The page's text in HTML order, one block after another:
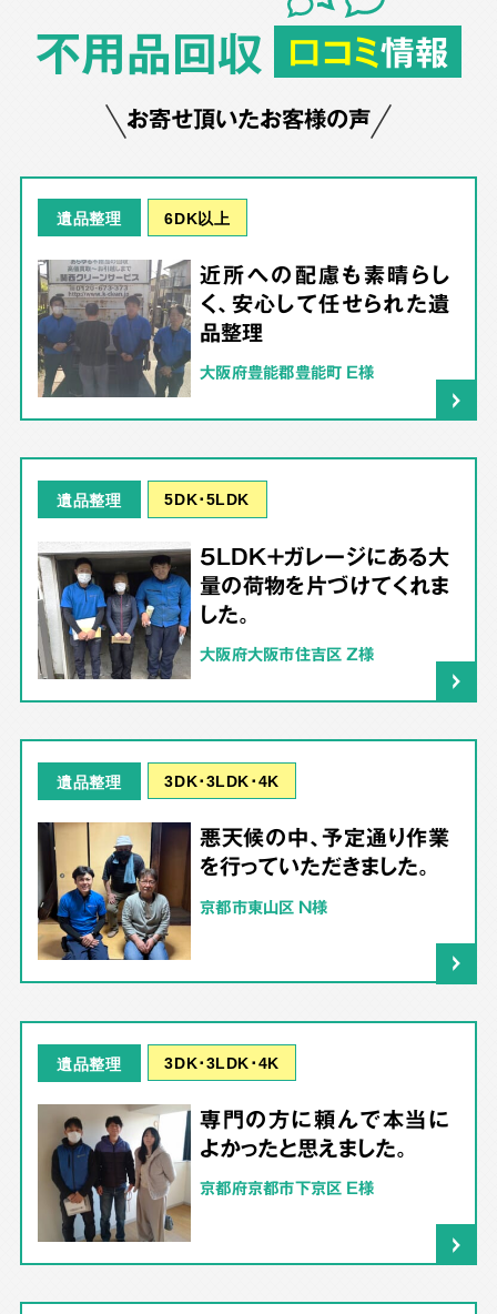
不用品回収 口コミ情報
お寄せ頂いたお客様の声
遺品整理 6DK以上
近所への配慮も素晴らし
く、安心して任せられた遺
品整理
大阪府豊能郡豊能町 E様
遺品整理 5DK･5LDK
5LDK＋ガレージにある大
量の荷物を片づけてくれま
した。
大阪府大阪市住吉区 Z様
遺品整理 3DK･3LDK･4K
悪天候の中、予定通り作業
を行っていただきました。
京都市東山区 N様
遺品整理 3DK･3LDK･4K
専門の方に頼んで本当に
よかったと思えました。
京都府京都市下京区 E様